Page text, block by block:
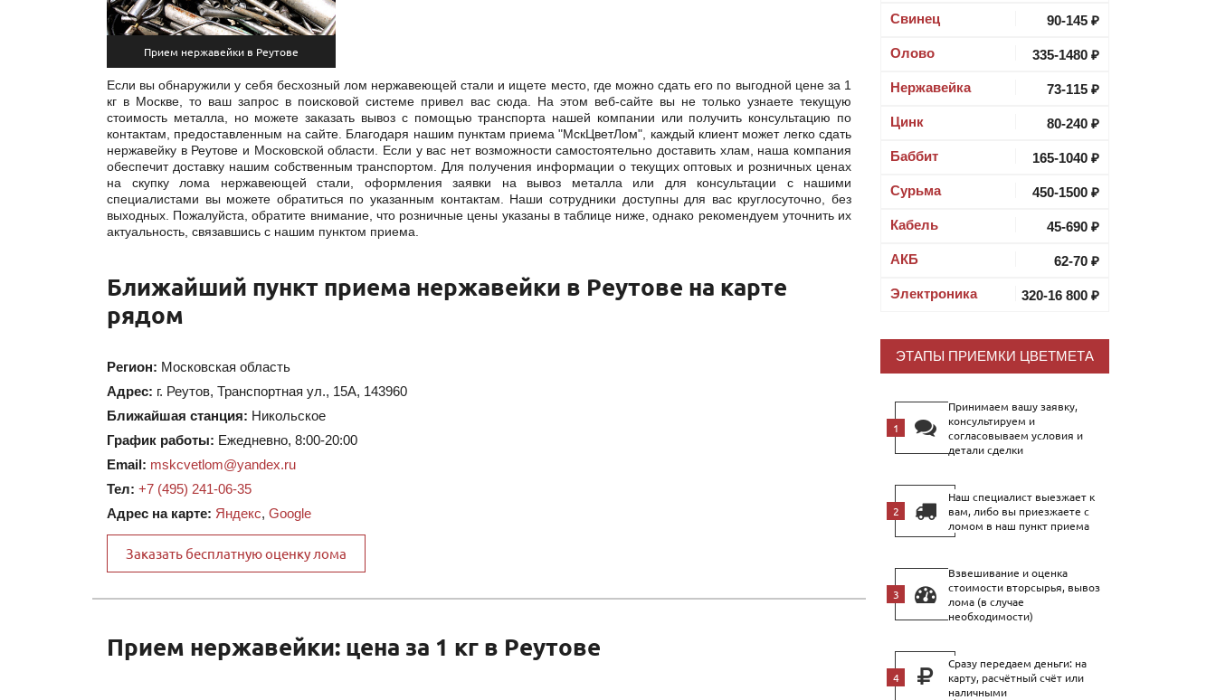
Прием нержавейки в Реутове
Если вы обнаружили у себя бесхозный лом нержавеющей стали и ищете место, где можно сдать его по выгодной цене за 1
кг в Москве, то ваш запрос в поисковой системе привел вас сюда. На этом веб-сайте вы не только узнаете текущую
стоимость металла, но можете заказать вывоз с помощью транспорта нашей компании или получить консультацию по
контактам, предоставленным на сайте. Благодаря нашим пунктам приема "МскЦветЛом", каждый клиент может легко сдать
нержавейку в Реутове и Московской области. Если у вас нет возможности самостоятельно доставить хлам, наша компания
обеспечит доставку нашим собственным транспортом. Для получения информации о текущих оптовых и розничных ценах
на скупку лома нержавеющей стали, оформления заявки на вывоз металла или для консультации с нашими
специалистами вы можете обратиться по указанным контактам. Наши сотрудники доступны для вас круглосуточно, без
выходных. Пожалуйста, обратите внимание, что розничные цены указаны в таблице ниже, однако рекомендуем уточнить их
актуальность, связавшись с нашим пунктом приема.
Ближайший пункт приема нержавейки в Реутове на карте
рядом
Регион: Московская область
Адрес: г. Реутов, Транспортная ул., 15А, 143960
Ближайшая станция: Никольское
График работы: Ежедневно, 8:00-20:00
Email: mskcvetlom@yandex.ru
Тел: +7 (495) 241-06-35
Адрес на карте: Яндекс, Google
Заказать бесплатную оценку лома
Прием нержавейки: цена за 1 кг в Реутове
Свинец 90-145 ₽
Олово 335-1480 ₽
Нержавейка 73-115 ₽
Цинк 80-240 ₽
Баббит 165-1040 ₽
Cурьма 450-1500 ₽
Кабель 45-690 ₽
АКБ 62-70 ₽
Электроника 320-16 800 ₽
ЭТАПЫ ПРИЕМКИ ЦВЕТМЕТА
Принимаем вашу заявку,
консультируем и
согласовываем условия и
детали сделки
Наш специалист выезжает к
вам, либо вы приезжаете с
ломом в наш пункт приема
Взвешивание и оценка
стоимости вторсырья, вывоз
лома (в случае
необходимости)
Сразу передаем деньги: на
карту, расчётный счёт или
наличными